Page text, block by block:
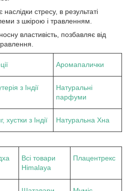
наслідки стресу, в результаті
з шкірою і травленням.
властивість, позбавляє від
Аромапалички
з Індії
Натуральні
парфуми
хустки з Індії Натуральна Хна
Всі товари
Himalaya
Плацентрекс